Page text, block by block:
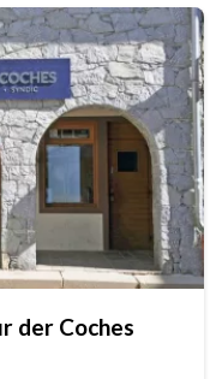
der Coches